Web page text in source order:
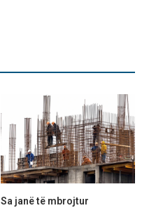
Sa janë të mbrojtur